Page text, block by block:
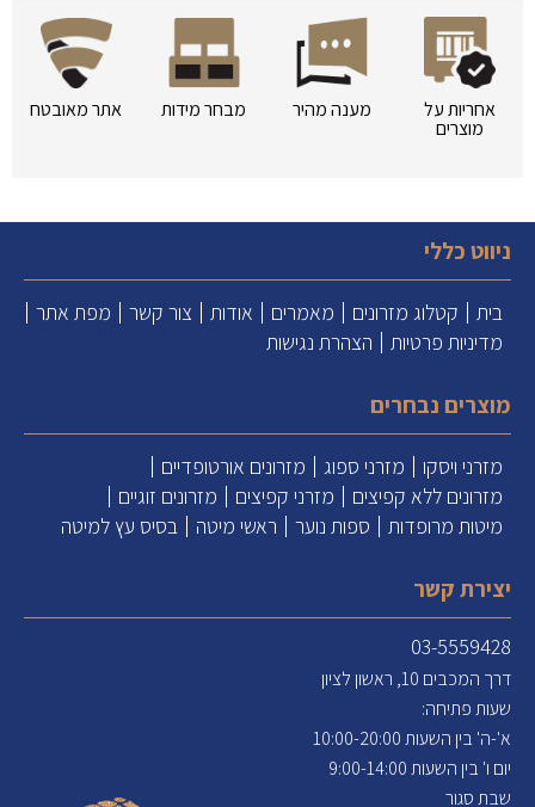
אחריות על
מוצרים
מענה מהיר מבחר מידות אתר מאובטח
ניווט כללי
בית קטלוג מזרונים מאמרים אודות צור קשר
מפת אתר
מדיניות פרטיות
הצהרת נגישות
מוצרים נבחרים
מזרני ויסקו מזרני ספוג
מזרונים אורטופדיים
מזרונים ללא קפיצים
מזרני קפיצים
מזרונים זוגיים
מיטות מרופדות
ספות נוער ראשי מיטה בסיס עץ למיטה
יצירת קשר
03-5559428
דרך המכבים 10, ראשון לציון
שעות פתיחה:
א'-ה' בין השעות 10:00-20:00
יום ו' בין השעות 9:00-14:00
שבת סגור